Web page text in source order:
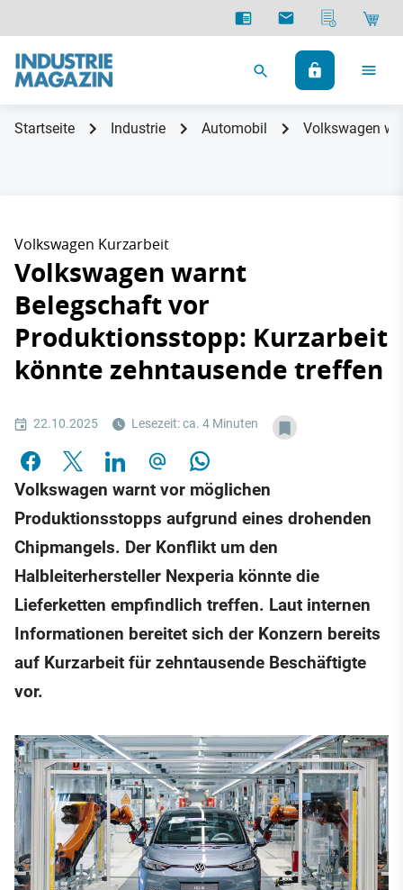
Startseite Industrie Automobil Volkswagen
Volkswagen Kurzarbeit
Volkswagen warnt
Belegschaft vor
Produktionsstopp: Kurzarbeit
könnte zehntausende treffen
22.10.2025 Lesezeit: ca. 4 Minuten
Volkswagen warnt vor möglichen
Produktionsstopps aufgrund eines drohenden
Chipmangels. Der Konflikt um den
Halbleiterhersteller Nexperia könnte die
Lieferketten empfindlich treffen. Laut internen
Informationen bereitet sich der Konzern bereits
auf Kurzarbeit für zehntausende Beschäftigte
vor.